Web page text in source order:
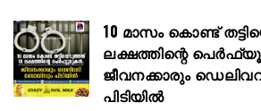
10 മാസം കൊണ്ട്
ലക്ഷത്തിന്റെ
ജീവനക്കാരും
പിടിയിൽ